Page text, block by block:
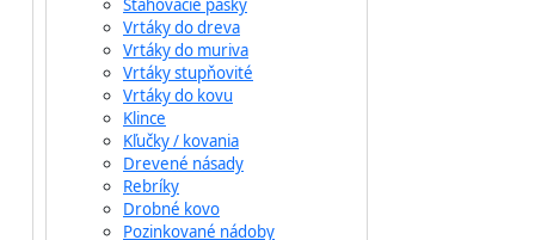
Sťahovacie pásky
Vrtáky do dreva
Vrtáky do muriva
Vrtáky stupňovité
Vrtáky do kovu
Klince
Kľučky / kovania
Drevené násady
Rebríky
Drobné kovo
Pozinkované nádoby